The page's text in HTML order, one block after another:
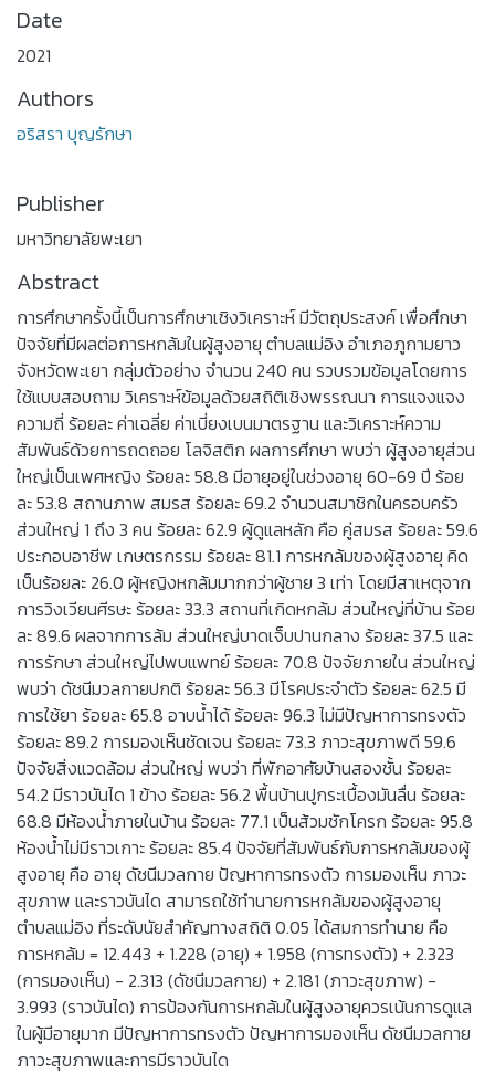
Date
2021
Authors
อริสรา บุญรักษา
Publisher
มหาวิทยาลัยพะเยา
Abstract
การศึกษาครั้งนี้เป็นการศึกษาเชิงวิเคราะห์ มีวัตถุประสงค์ เพื่อศึกษา
ปัจจัยที่มีผลต่อการหกล้มในผู้สูงอายุ ตำบลแม่อิง อำเภอภูกามยาว
จังหวัดพะเยา กลุ่มตัวอย่าง จำนวน 240 คน รวบรวมข้อมูลโดยการ
ใช้แบบสอบถาม วิเคราะห์ข้อมูลด้วยสถิติเชิงพรรณนา การแจงแจง
ความถี่ ร้อยละ ค่าเฉลี่ย ค่าเบี่ยงเบนมาตรฐาน และวิเคราะห์ความ
สัมพันธ์ด้วยการถดถอย โลจิสติก ผลการศึกษา พบว่า ผู้สูงอายุส่วน
ใหญ่เป็นเพศหญิง ร้อยละ 58.8 มีอายุอยู่ในช่วงอายุ 60-69 ปี ร้อย
ละ 53.8 สถานภาพ สมรส ร้อยละ 69.2 จำนวนสมาชิกในครอบครัว
ส่วนใหญ่ 1 ถึง 3 คน ร้อยละ 62.9 ผู้ดูแลหลัก คือ คู่สมรส ร้อยละ 59.6
ประกอบอาชีพ เกษตรกรรม ร้อยละ 81.1 การหกล้มของผู้สูงอายุ คิด
เป็นร้อยละ 26.0 ผู้หญิงหกล้มมากกว่าผู้ชาย 3 เท่า โดยมีสาเหตุจาก
การวิงเวียนศีรษะ ร้อยละ 33.3 สถานที่เกิดหกล้ม ส่วนใหญ่ที่บ้าน ร้อย
ละ 89.6 ผลจากการล้ม ส่วนใหญ่บาดเจ็บปานกลาง ร้อยละ 37.5 และ
การรักษา ส่วนใหญ่ไปพบแพทย์ ร้อยละ 70.8 ปัจจัยภายใน ส่วนใหญ่
พบว่า ดัชนีมวลกายปกติ ร้อยละ 56.3 มีโรคประจำตัว ร้อยละ 62.5 มี
การใช้ยา ร้อยละ 65.8 อาบน้ำได้ ร้อยละ 96.3 ไม่มีปัญหาการทรงตัว
ร้อยละ 89.2 การมองเห็นชัดเจน ร้อยละ 73.3 ภาวะสุขภาพดี 59.6
ปัจจัยสิ่งแวดล้อม ส่วนใหญ่ พบว่า ที่พักอาศัยบ้านสองชั้น ร้อยละ
54.2 มีราวบันได 1 ข้าง ร้อยละ 56.2 พื้นบ้านปูกระเบื้องมันลื่น ร้อยละ
68.8 มีห้องน้ำภายในบ้าน ร้อยละ 77.1 เป็นส้วมชักโครก ร้อยละ 95.8
ห้องน้ำไม่มีราวเกาะ ร้อยละ 85.4 ปัจจัยที่สัมพันธ์กับการหกล้มของผู้
สูงอายุ คือ อายุ ดัชนีมวลกาย ปัญหาการทรงตัว การมองเห็น ภาวะ
สุขภาพ และราวบันได สามารถใช้ทำนายการหกล้มของผู้สูงอายุ
ตำบลแม่อิง ที่ระดับนัยสำคัญทางสถิติ 0.05 ได้สมการทำนาย คือ
การหกล้ม = 12.443 + 1.228 (อายุ) + 1.958 (การทรงตัว) + 2.323
(การมองเห็น) - 2.313 (ดัชนีมวลกาย) + 2.181 (ภาวะสุขภาพ) -
3.993 (ราวบันได) การป้องกันการหกล้มในผู้สูงอายุควรเน้นการดูแล
ในผู้มีอายุมาก มีปัญหาการทรงตัว ปัญหาการมองเห็น ดัชนีมวลกาย
ภาวะสุขภาพและการมีราวบันได